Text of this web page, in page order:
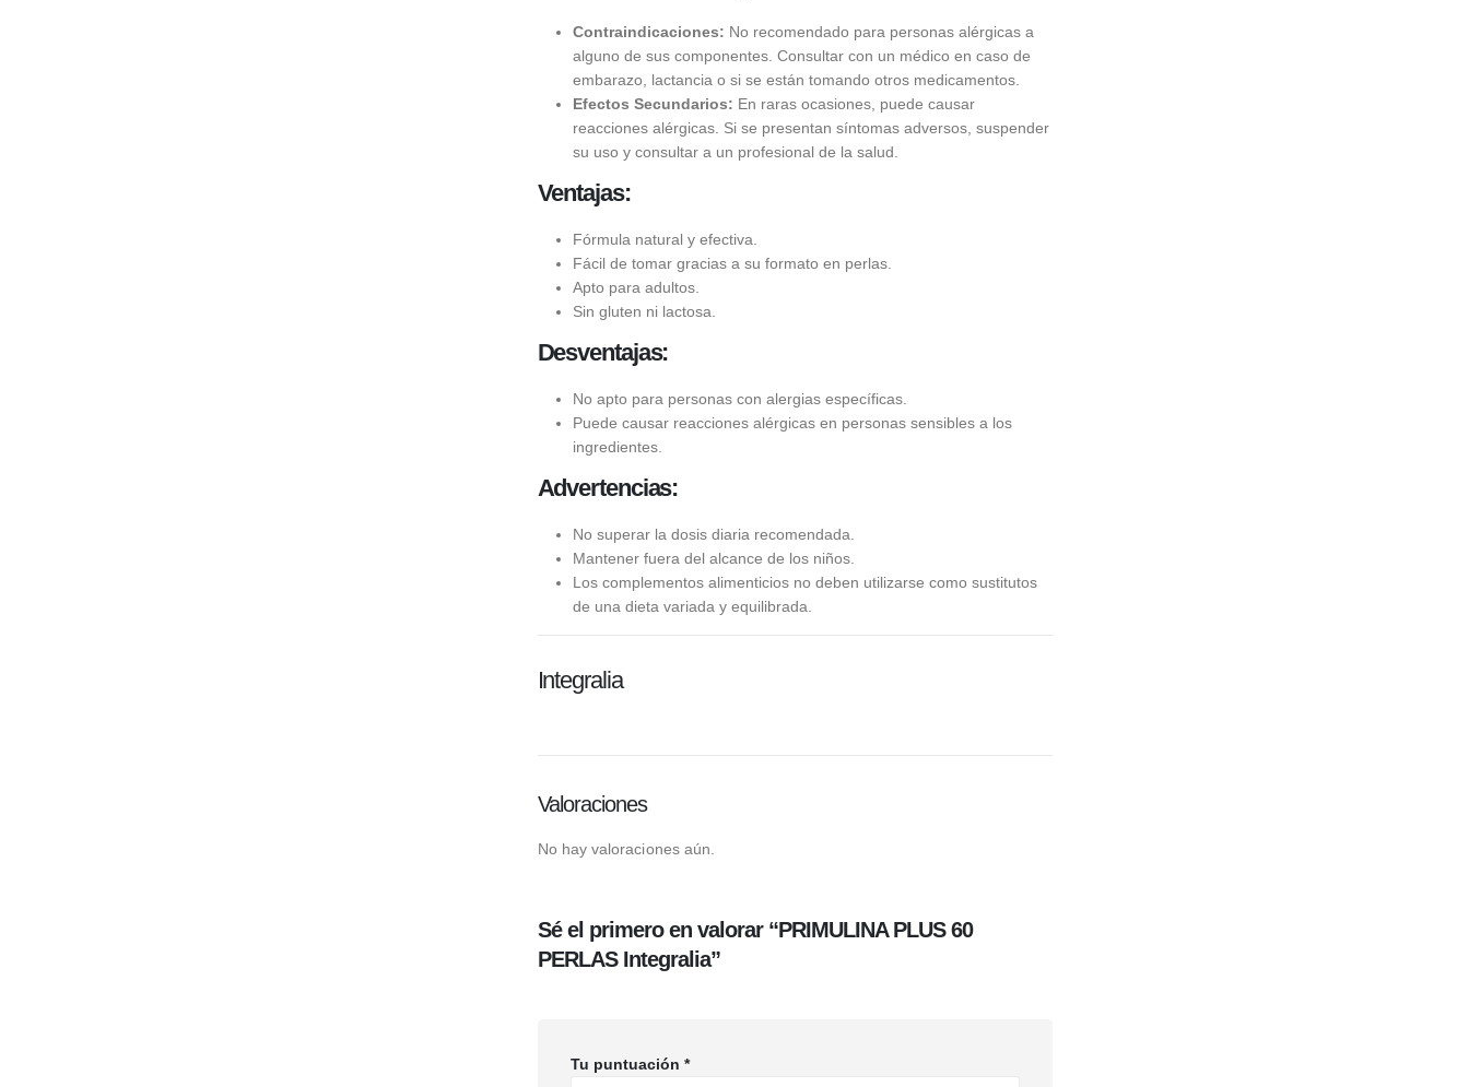
Contraindicaciones: No recomendado para personas alérgicas a
alguno de sus componentes. Consultar con un médico en caso de
embarazo, lactancia o si se están tomando otros medicamentos.
Efectos Secundarios: En raras ocasiones, puede causar
reacciones alérgicas. Si se presentan síntomas adversos, suspender
su uso y consultar a un profesional de la salud.
Ventajas:
Fórmula natural y efectiva.
Fácil de tomar gracias a su formato en perlas.
Apto para adultos.
Sin gluten ni lactosa.
Desventajas:
No apto para personas con alergias específicas.
Puede causar reacciones alérgicas en personas sensibles a los
ingredientes.
Advertencias:
No superar la dosis diaria recomendada.
Mantener fuera del alcance de los niños.
Los complementos alimenticios no deben utilizarse como sustitutos
de una dieta variada y equilibrada.
Integralia
Valoraciones
No hay valoraciones aún.
Sé el primero en valorar “PRIMULINA PLUS 60
PERLAS Integralia”
Tu puntuación *